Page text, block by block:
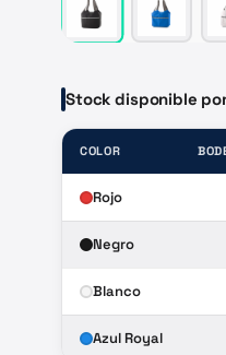
Stock disponible
COLOR
Rojo
Negro
Blanco
Azul Royal